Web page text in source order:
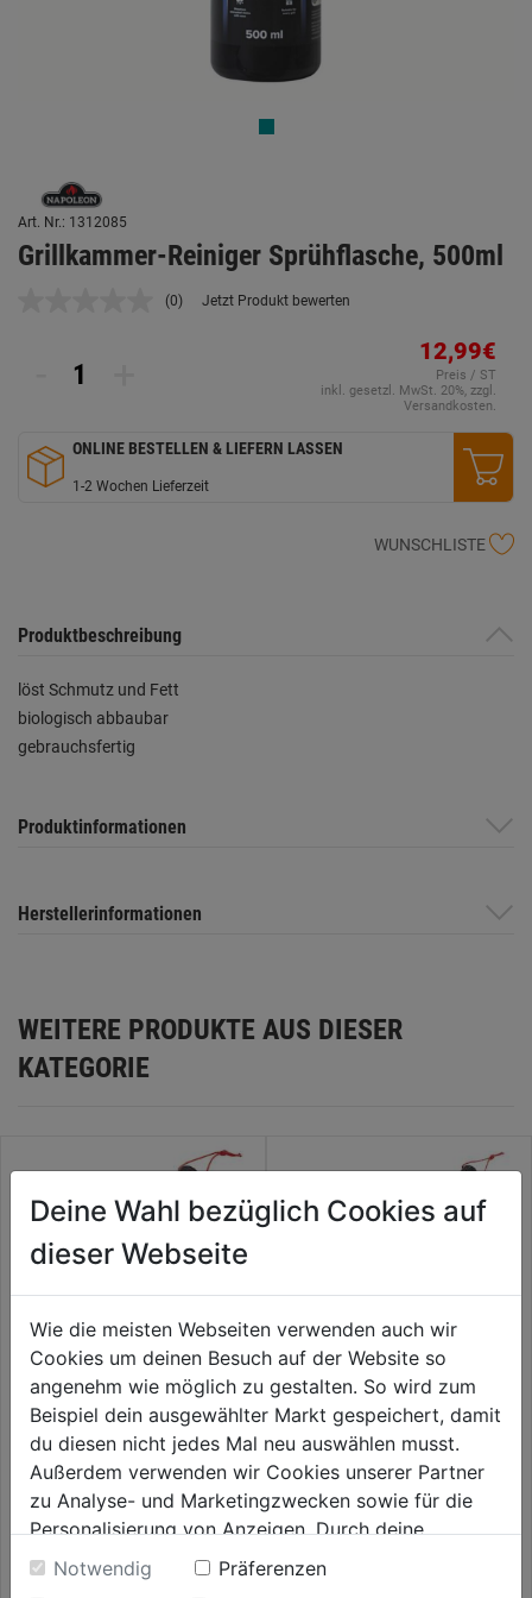
Art. Nr.: 1312085
Grillkammer-Reiniger Sprühflasche, 500ml
Kein
(0) Jetzt Produkt bewerten
12,99€
Preis / ST
inkl. gesetzl. MwSt. 20%, zzgl.
Versandkosten.
ONLINE BESTELLEN & LIEFERN LASSEN
1-2 Wochen Lieferzeit
WUNSCHLISTE
Produktbeschreibung
löst Schmutz und Fett
biologisch abbaubar
gebrauchsfertig
Produktinformationen
Herstellerinformationen
WEITERE PRODUKTE AUS DIESER
KATEGORIE
Grillbürste dreiseitig 30 cm
3.7 (3)
3.7
von
Sternen.
13,99€
Grillbürste dreiseitig 46cm
4.0 (3)
4.0
von
Sternen.
14,99€
Deine Wahl bezüglich Cookies auf
dieser Webseite
Wie die meisten Webseiten verwenden auch wir
Cookies um deinen Besuch auf der Website so
angenehm wie möglich zu gestalten. So wird zum
Beispiel dein ausgewählter Markt gespeichert, damit
du diesen nicht jedes Mal neu auswählen musst.
Außerdem verwenden wir Cookies unserer Partner
zu Analyse- und Marketingzwecken sowie für die
Personalisierung von Anzeigen. Durch deine
Einwilligung werden die Daten von Drittanbieter,
unter anderem auch in den USA, verarbeitet.
Notwendig
Präferenzen